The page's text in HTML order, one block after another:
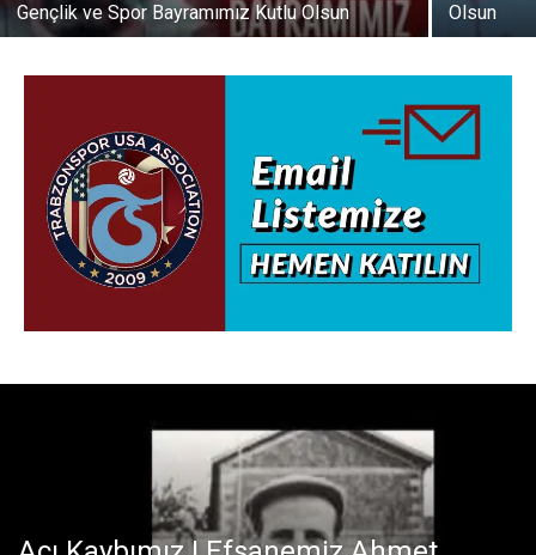
Gençlik ve Spor Bayramımız Kutlu Olsun
Olsun